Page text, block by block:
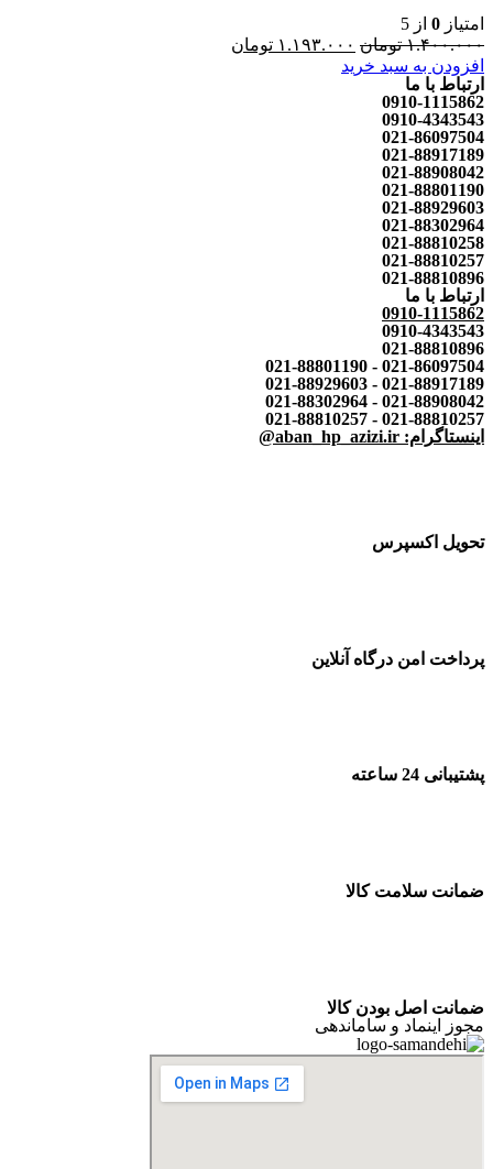
امتیاز 0 از 5
۱.۴۰۰.۰۰۰ تومان ۱.۱۹۳.۰۰۰ تومان
افزودن به سبد خرید
ارتباط با ما
0910-1115862
0910-4343543
021-86097504
021-88917189
021-88908042
021-88801190
021-88929603
021-88302964
021-88810258
021-88810257
021-88810896
ارتباط با ما
0910-1115862
0910-4343543
021-88810896
021-86097504 - 021-88801190
021-88917189 - 021-88929603
021-88908042 - 021-88302964
021-88810257 - 021-88810257
اینستاگرام: aban_hp_azizi.ir@
تحویل اکسپرس
پرداخت امن درگاه آنلاین
پشتیبانی 24 ساعته
ضمانت سلامت کالا
ضمانت اصل بودن کالا
مجوز اینماد و ساماندهی